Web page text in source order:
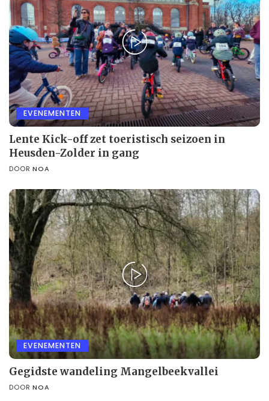
EVENEMENTEN
Lente Kick-off zet toeristisch seizoen in
Heusden-Zolder in gang
DOOR NOA
EVENEMENTEN
Gegidste wandeling Mangelbeekvallei
DOOR NOA